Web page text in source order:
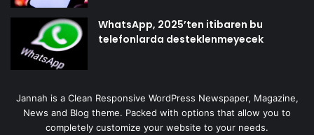
WhatsApp, 2025’ten itibaren bu
telefonlarda desteklenmeyecek
Jannah is a Clean Responsive WordPress Newspaper, Magazine,
News and Blog theme. Packed with options that allow you to
completely customize your website to your needs.